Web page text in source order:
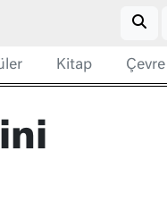
Kitap Çevre